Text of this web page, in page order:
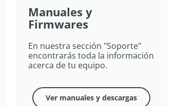
Manuales y
Firmwares
En nuestra sección "Soporte"
encontrarás toda la información
acerca de tu equipo.
Ver manuales y descargas